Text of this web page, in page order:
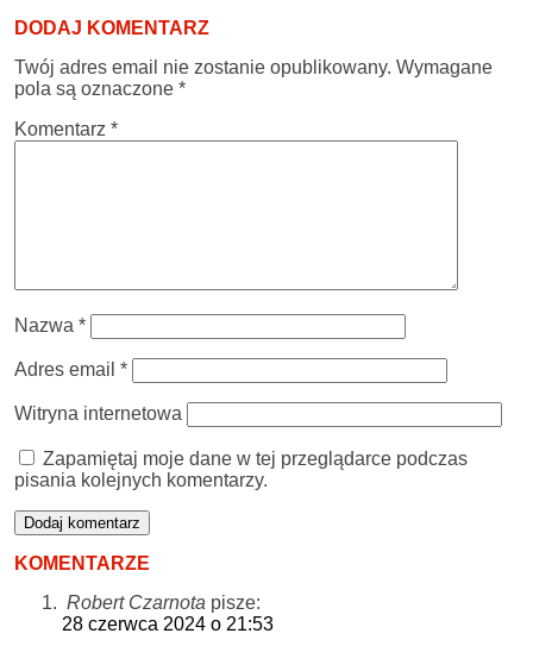
DODAJ KOMENTARZ
Twój adres email nie zostanie opublikowany. Wymagane
pola są oznaczone *
Komentarz *
Nazwa *
Adres email *
Witryna internetowa
Zapamiętaj moje dane w tej przeglądarce podczas
pisania kolejnych komentarzy.
KOMENTARZE
Robert Czarnota pisze:
28 czerwca 2024 o 21:53